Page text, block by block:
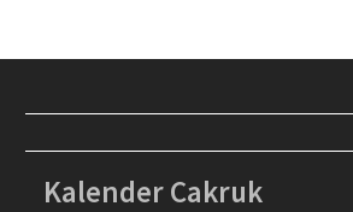
Kalender Cakruk